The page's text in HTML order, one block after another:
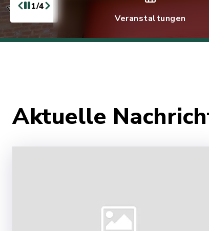
Veranstaltungen
1/4
Aktuelle